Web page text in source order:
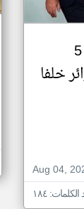
بينهم رافائيل بينيتيز.. 5
خلفا
Aug 04,
١٨٤